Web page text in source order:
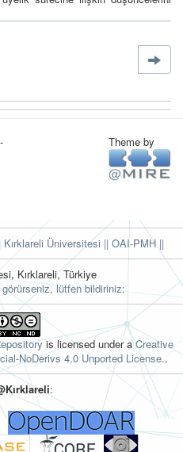
Theme by
Kırklareli Üniversitesi || OAI-PMH ||
Kırklareli, Türkiye
lütfen bildiriniz:
is licensed under aCreative
NoDerivs 4.0 Unported License..
: